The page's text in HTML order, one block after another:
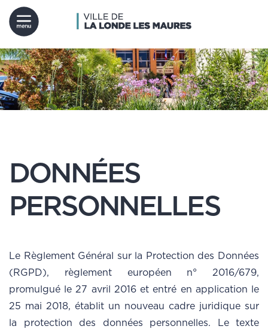
DONNÉES
PERSONNELLES
Le Règlement Général sur la Protection des Données
(RGPD), règlement européen n° 2016/679,
promulgué le 27 avril 2016 et entré en application le
25 mai 2018, établit un nouveau cadre juridique sur
la protection des données personnelles. Le texte